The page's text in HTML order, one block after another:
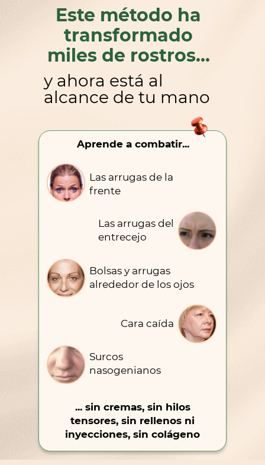
Este método ha
transformado
miles de rostros…
y ahora está al
alcance de tu mano
Aprende a combatir...
... sin cremas, sin hilos
tensores, sin rellenos ni
inyecciones, sin colágeno
Las arrugas de la
frente
Las arrugas del
entrecejo
Bolsas y arrugas
alrededor de los ojos
Cara caída
Surcos
nasogenianos